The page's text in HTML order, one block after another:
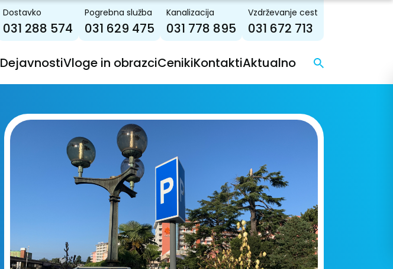
Dostavko
031 288 574
Pogrebna služba
031 629 475
Kanalizacija
031 778 895
Vzdrževanje cest
031 672 713
DejavnostiVloge in obrazciCenikiKontaktiAktualno